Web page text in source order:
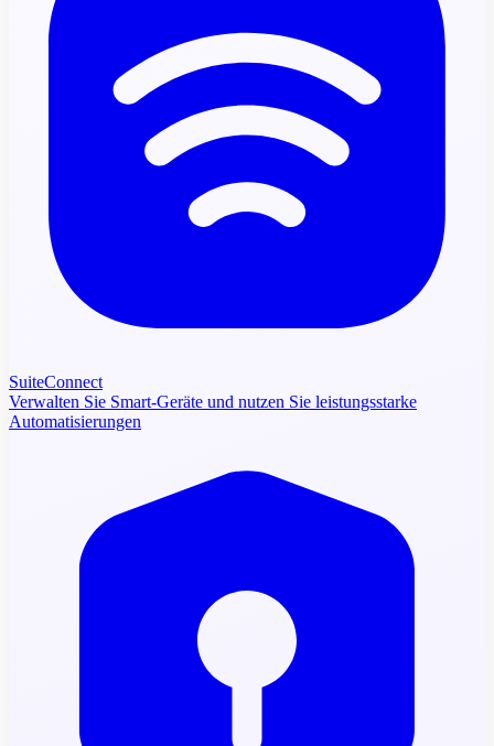
SuiteConnect
Verwalten Sie Smart-Geräte und nutzen Sie leistungsstarke
Automatisierungen